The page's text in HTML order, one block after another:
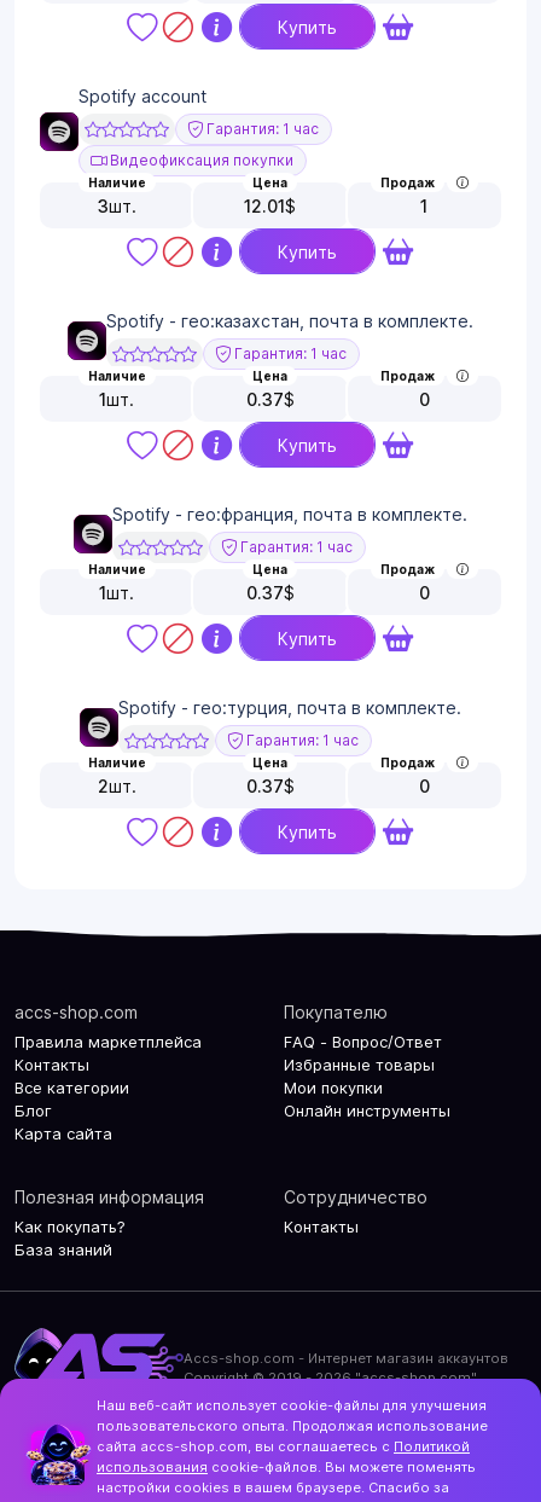
Купить
Spotify account
Гарантия: 1 час
Видеофиксация покупки
Наличие
3шт.
Цена
12.01$
Продаж
1
Купить
Spotify - гео:казахстан, почта в комплекте.
Гарантия: 1 час
Наличие
1шт.
Цена
0.37$
Продаж
0
Купить
Spotify - гео:франция, почта в комплекте.
Гарантия: 1 час
Наличие
1шт.
Цена
0.37$
Продаж
0
Купить
Spotify - гео:турция, почта в комплекте.
Гарантия: 1 час
Наличие
2шт.
Цена
0.37$
Продаж
0
Купить
accs-shop.com
Правила маркетплейса
Контакты
Все категории
Блог
Карта сайта
Покупателю
FAQ - Вопрос/Ответ
Избранные товары
Мои покупки
Онлайн инструменты
Полезная информация
Как покупать?
База знаний
Сотрудничество
Контакты
Accs-shop.com - Интернет магазин аккаунтов
Copyright © 2019 - 2026 "accs-shop.com"
Политика использования cookie-файлов
Контакты и актуальный адрес сайта
Structo
Дизайн и разработка
Наш веб-сайт использует cookie-файлы для улучшения
пользовательского опыта. Продолжая использование
сайта accs-shop.com, вы соглашаетесь с Политикой
использования cookie-файлов. Вы можете поменять
настройки cookies в вашем браузере. Спасибо за